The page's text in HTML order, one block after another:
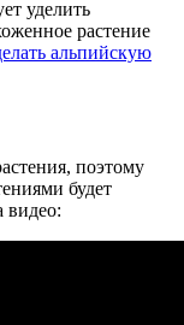
уделить
растение
альпийскую
поэтому
будет
видео: